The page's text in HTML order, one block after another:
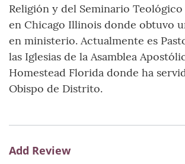
Religión y del Seminario
en Chicago Illinois donde obtuvo
en ministerio. Actualmente es
las Iglesias de la Asamblea
Homestead Florida donde ha
Obispo de Distrito.
Add Review